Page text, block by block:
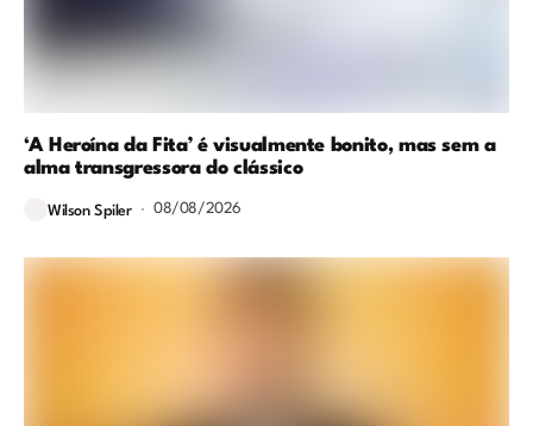
‘A Heroína da Fita’ é visualmente bonito, mas sem a
alma transgressora do clássico
Wilson Spiler 08/08/2026